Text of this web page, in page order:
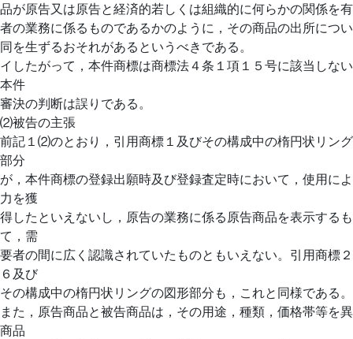
品が原告又は原告と経済的若しくは組織的に何らかの関係を
者の業務に係るものであるかのように，その商品の出所につ
同を生ずるおそれがあるというべきである。
イしたがって，本件商標は商標法４条１項１５号に該当しな
本件
審決の判断は誤りである。
⑵被告の主張
前記１⑵のとおり，引用商標１及びその構成中の楕円状リン
部分
が，本件商標の登録出願時及び登録査定時において，使用に
力を獲
得したといえないし，原告の業務に係る原告商品を表示する
て，需
要者の間に広く認識されていたものともいえない。引用商標
６及び
その構成中の楕円状リングの図形部分も，これと同様である。
また，原告商品と被告商品は，その用途，種類，価格帯等を
商品